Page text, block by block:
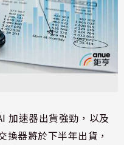
加速器出貨強勁，以及
換器將於下半年出貨，